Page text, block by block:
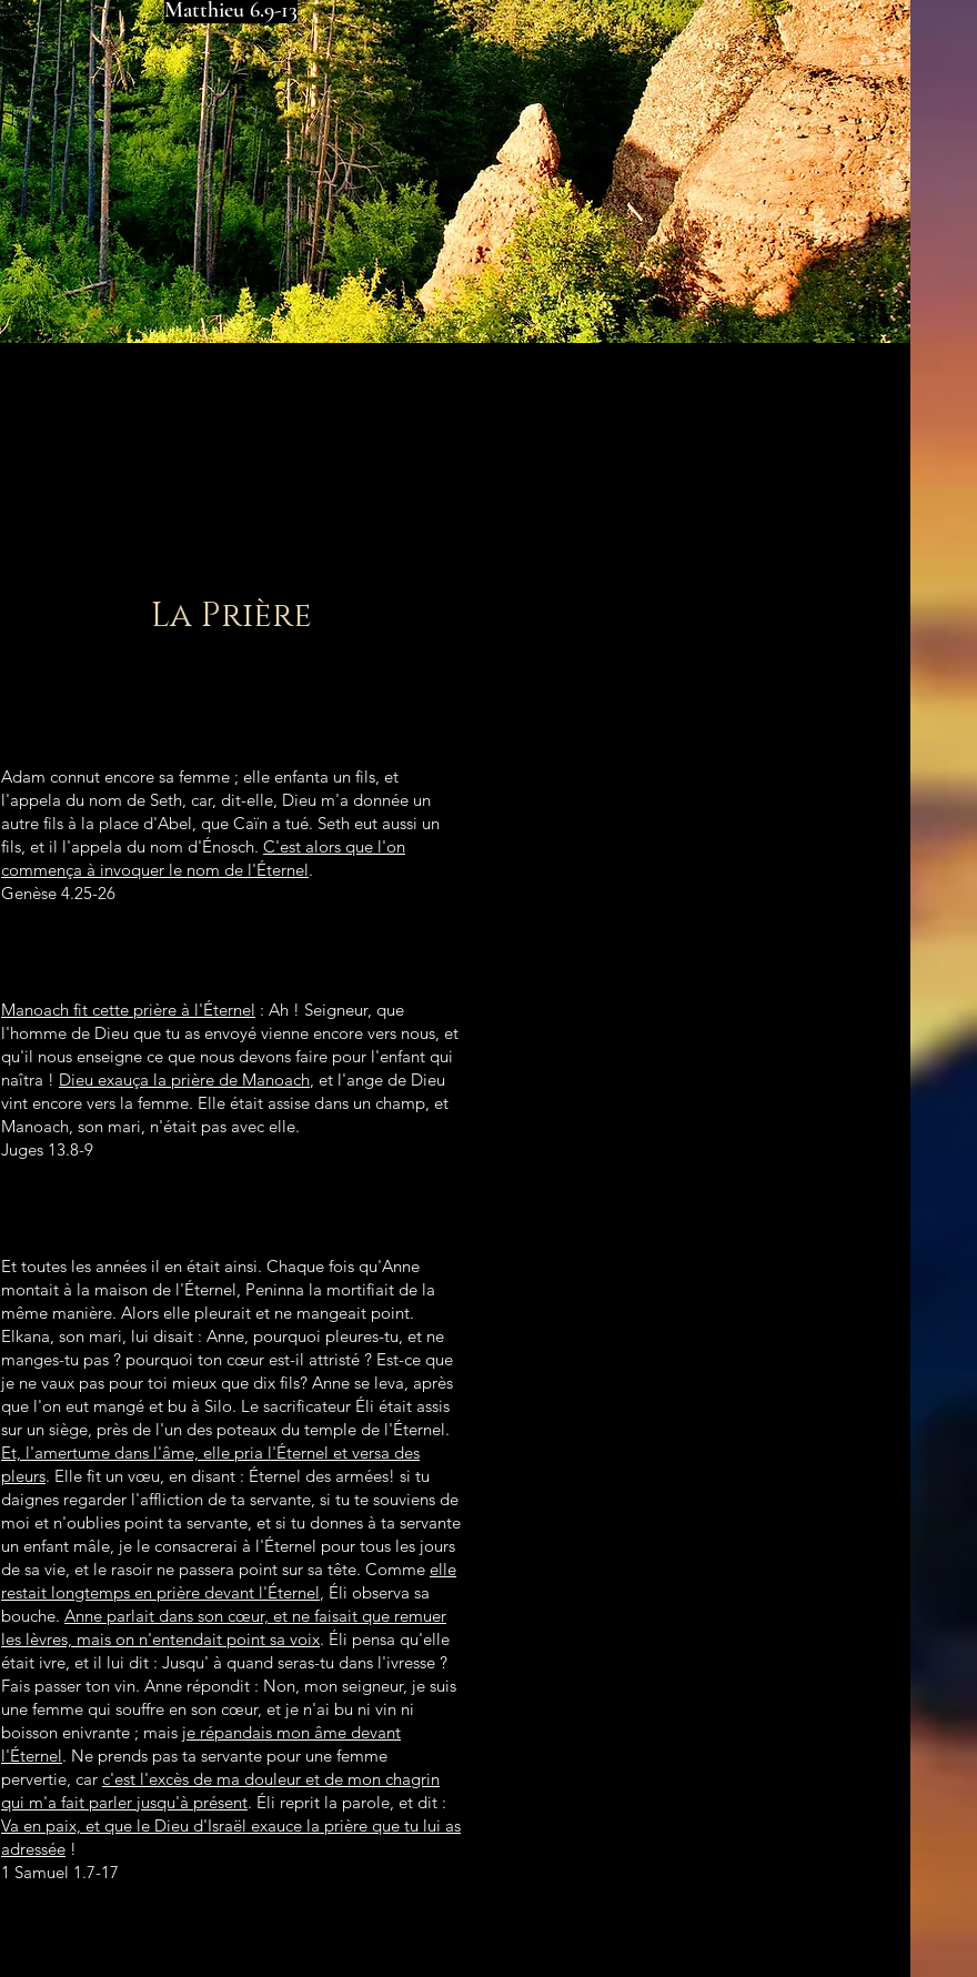
Matthieu 6.9-13
La Prière
Adam connut encore sa femme ; elle enfanta un fils, et
l'appela du nom de Seth, car, dit-elle, Dieu m'a donnée un
autre fils à la place d'Abel, que Caïn a tué. Seth eut aussi un
fils, et il l'appela du nom d'Énosch. C'est alors que l'on
commença à invoquer le nom de l'Éternel.
Genèse 4.25-26
Manoach fit cette prière à l'Éternel : Ah ! Seigneur, que
l'homme de Dieu que tu as envoyé vienne encore vers nous, et
qu'il nous enseigne ce que nous devons faire pour l'enfant qui
naîtra ! Dieu exauça la prière de Manoach, et l'ange de Dieu
vint encore vers la femme. Elle était assise dans un champ, et
Manoach, son mari, n'était pas avec elle.
Juges 13.8-9
Et toutes les années il en était ainsi. Chaque fois qu'Anne
montait à la maison de l'Éternel, Peninna la mortifiait de la
même manière. Alors elle pleurait et ne mangeait point.
Elkana, son mari, lui disait : Anne, pourquoi pleures-tu, et ne
manges-tu pas ? pourquoi ton cœur est-il attristé ? Est-ce que
je ne vaux pas pour toi mieux que dix fils? Anne se leva, après
que l'on eut mangé et bu à Silo. Le sacrificateur Éli était assis
sur un siège, près de l'un des poteaux du temple de l'Éternel.
Et, l'amertume dans l'âme, elle pria l'Éternel et versa des
pleurs. Elle fit un vœu, en disant : Éternel des armées! si tu
daignes regarder l'affliction de ta servante, si tu te souviens de
moi et n'oublies point ta servante, et si tu donnes à ta servante
un enfant mâle, je le consacrerai à l'Éternel pour tous les jours
de sa vie, et le rasoir ne passera point sur sa tête. Comme elle
restait longtemps en prière devant l'Éternel, Éli observa sa
bouche. Anne parlait dans son cœur, et ne faisait que remuer
les lèvres, mais on n'entendait point sa voix. Éli pensa qu'elle
était ivre, et il lui dit : Jusqu' à quand seras-tu dans l'ivresse ?
Fais passer ton vin. Anne répondit : Non, mon seigneur, je suis
une femme qui souffre en son cœur, et je n'ai bu ni vin ni
boisson enivrante ; mais je répandais mon âme devant
l'Éternel. Ne prends pas ta servante pour une femme
pervertie, car c'est l'excès de ma douleur et de mon chagrin
qui m'a fait parler jusqu'à présent. Éli reprit la parole, et dit :
Va en paix, et que le Dieu d'Israël exauce la prière que tu lui as
adressée !
1 Samuel 1.7-17